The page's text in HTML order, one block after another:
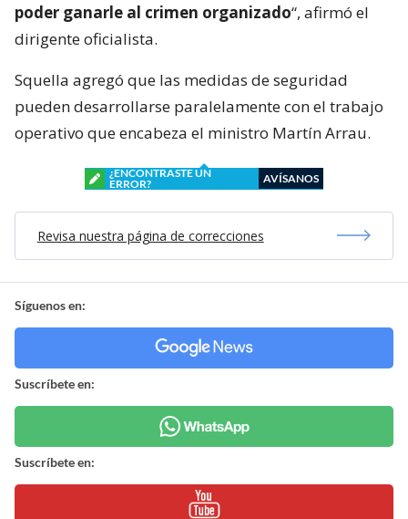
poder ganarle al crimen organizado“, afirmó el
dirigente oficialista.
Squella agregó que las medidas de seguridad
pueden desarrollarse paralelamente con el trabajo
operativo que encabeza el ministro Martín Arrau.
¿ENCONTRASTE UN
ERROR?
AVÍSANOS
Revisa nuestra página de correcciones
Síguenos en:
Suscríbete en:
Suscríbete en: